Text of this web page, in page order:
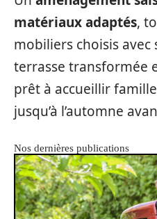
matériaux adaptés,
mobiliers choisis
terrasse transformée
prêt à accueillir
jusqu’à l’automne
Nos dernières publications